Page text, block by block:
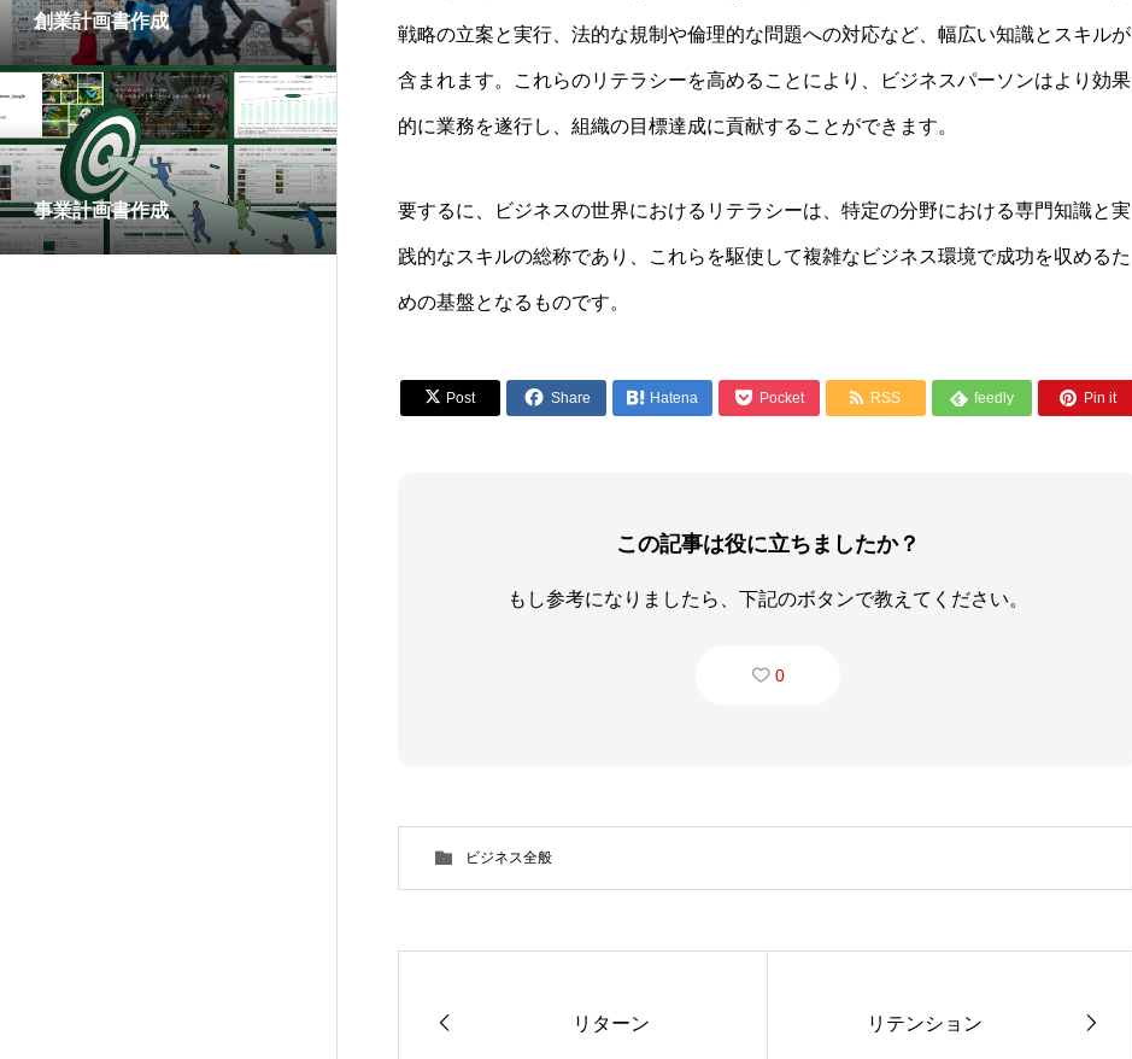
創業計画書作成
事業計画書作成
戦略の立案と実行、法的な規制や倫理的な問題への対応など、幅広い知識とスキルが
含まれます。これらのリテラシーを高めることにより、ビジネスパーソンはより効果
的に業務を遂行し、組織の目標達成に貢献することができます。
要するに、ビジネスの世界におけるリテラシーは、特定の分野における専門知識と実
践的なスキルの総称であり、これらを駆使して複雑なビジネス環境で成功を収めるた
めの基盤となるものです。
 Post  Share  Hatena  Pocket  RSS  feedly  Pin it
この記事は役に立ちましたか？
もし参考になりましたら、下記のボタンで教えてください。
0
ビジネス全般
リターン リテンション